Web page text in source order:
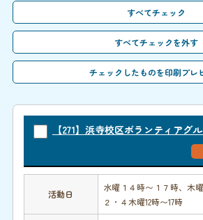
【271】浜寺校区ボランティアグ
活動日
水曜１４時〜１７時、木
２・４木曜12時〜17時